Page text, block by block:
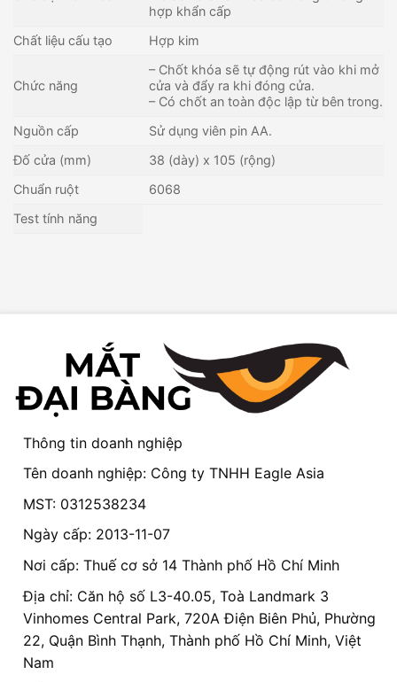
hợp khẩn cấp
Chất liệu cấu tạo
Hợp kim
Chức năng
– Chốt khóa sẽ tự động rút vào khi mở
cửa và đẩy ra khi đóng cửa.
– Có chốt an toàn độc lập từ bên trong.
Nguồn cấp
Sử dụng viên pin AA.
Đố cửa (mm)
38 (dày) x 105 (rộng)
Chuẩn ruột
6068
Test tính năng
Thông tin doanh nghiệp
Tên doanh nghiệp: Công ty TNHH Eagle Asia
MST: 0312538234
Ngày cấp: 2013-11-07
Nơi cấp: Thuế cơ sở 14 Thành phố Hồ Chí Minh
Địa chỉ: Căn hộ số L3-40.05, Toà Landmark 3
Vinhomes Central Park, 720A Điện Biên Phủ, Phường
22, Quận Bình Thạnh, Thành phố Hồ Chí Minh, Việt
Nam